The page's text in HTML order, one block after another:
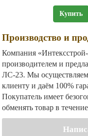
Купить
Производство и
Компания
производителем и
ЛС-23. Мы
клиенту и даём 100%
Покупатель имеет
обменять товар в